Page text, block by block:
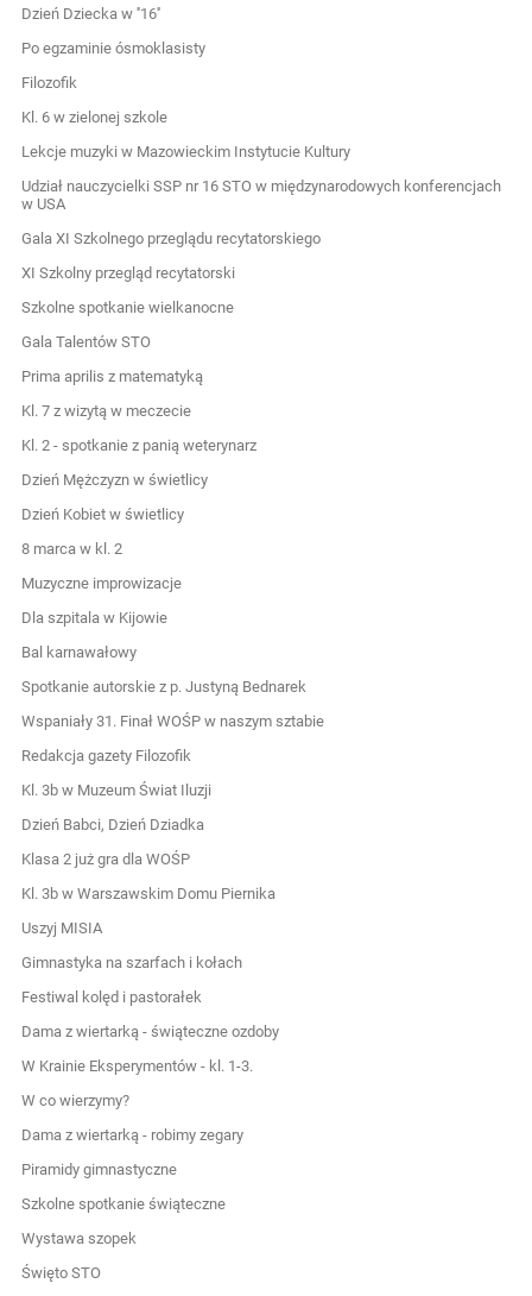
Dzień Dziecka w ''16''
Po egzaminie ósmoklasisty
Filozofik
Kl. 6 w zielonej szkole
Lekcje muzyki w Mazowieckim Instytucie Kultury
Udział nauczycielki SSP nr 16 STO w międzynarodowych konferencjach
w USA
Gala XI Szkolnego przeglądu recytatorskiego
XI Szkolny przegląd recytatorski
Szkolne spotkanie wielkanocne
Gala Talentów STO
Prima aprilis z matematyką
Kl. 7 z wizytą w meczecie
Kl. 2 - spotkanie z panią weterynarz
Dzień Mężczyzn w świetlicy
Dzień Kobiet w świetlicy
8 marca w kl. 2
Muzyczne improwizacje
Dla szpitala w Kijowie
Bal karnawałowy
Spotkanie autorskie z p. Justyną Bednarek
Wspaniały 31. Finał WOŚP w naszym sztabie
Redakcja gazety Filozofik
Kl. 3b w Muzeum Świat Iluzji
Dzień Babci, Dzień Dziadka
Klasa 2 już gra dla WOŚP
Kl. 3b w Warszawskim Domu Piernika
Uszyj MISIA
Gimnastyka na szarfach i kołach
Festiwal kolęd i pastorałek
Dama z wiertarką - świąteczne ozdoby
W Krainie Eksperymentów - kl. 1-3.
W co wierzymy?
Dama z wiertarką - robimy zegary
Piramidy gimnastyczne
Szkolne spotkanie świąteczne
Wystawa szopek
Święto STO